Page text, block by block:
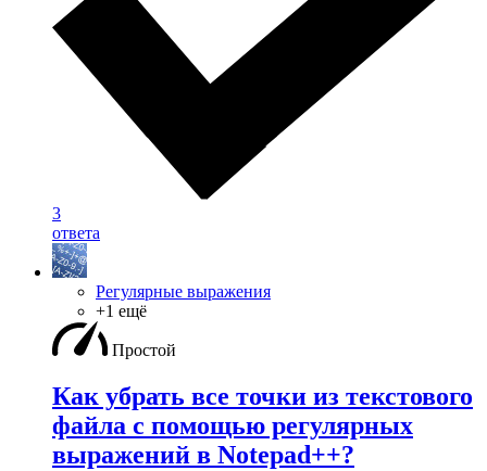
3
ответа
Регулярные выражения
+1 ещё
Простой
Как убрать все точки из текстового
файла с помощью регулярных
выражений в Notepad++?